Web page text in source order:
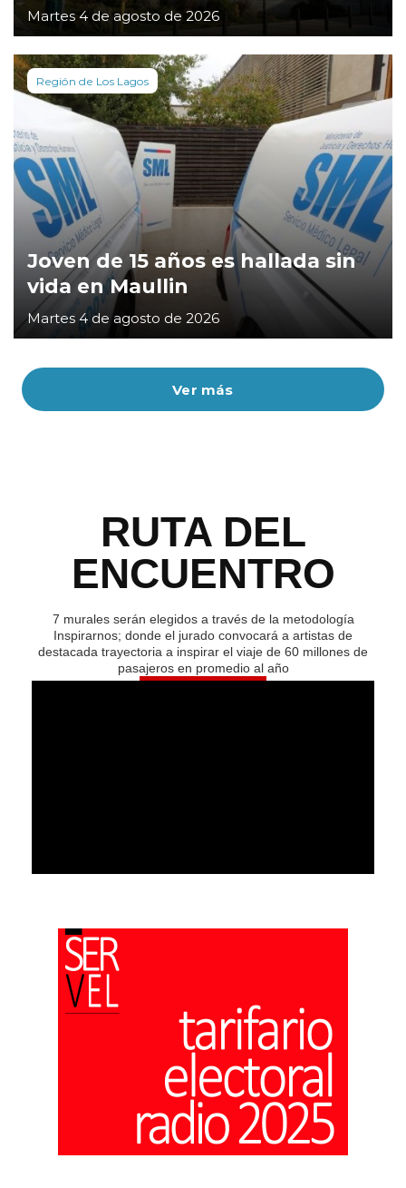
Ver más
Martes 4 de agosto de 2026
Región de Los Lagos
Joven de 15 años es hallada sin
vida en Maullin
Martes 4 de agosto de 2026
RUTA DEL
ENCUENTRO
7 murales serán elegidos a través de la metodología
Inspirarnos; donde el jurado convocará a artistas de
destacada trayectoria a inspirar el viaje de 60 millones de
pasajeros en promedio al año